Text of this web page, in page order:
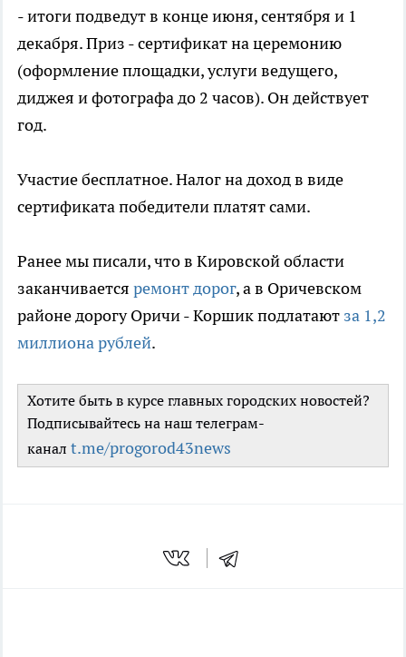
- итоги подведут в конце июня, сентября и 1
декабря. Приз - сертификат на церемонию
(оформление площадки, услуги ведущего,
диджея и фотографа до 2 часов). Он действует
год.
Участие бесплатное. Налог на доход в виде
сертификата победители платят сами.
Ранее мы писали, что в Кировской области
заканчивается ремонт дорог, а в Оричевском
районе дорогу Оричи - Коршик подлатают за 1,2
миллиона рублей.
Хотите быть в курсе главных городских новостей?
Подписывайтесь на наш телеграм-
канал t.me/progorod43news